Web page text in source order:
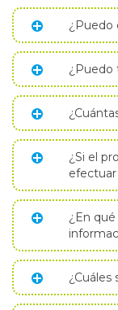
¿Puedo
¿Puedo
¿Si el
¿En
¿Cuáles